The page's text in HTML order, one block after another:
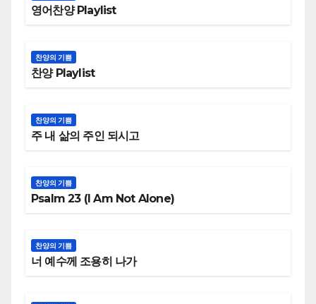
영어찬양 Playlist
찬양의 기쁨
찬양 Playlist
찬양의 기쁨
주 내 삶의 주인 되시고
찬양의 기쁨
Psalm 23 (I Am Not Alone)
찬양의 기쁨
너 예수께 조용히 나가